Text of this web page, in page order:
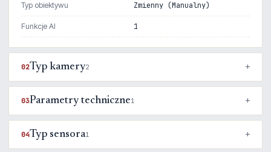
Typ obiektywu Zmienny (Manualny)
Funkcje AI 1
02Typ kamery2
03Parametry techniczne1
04Typ sensora1